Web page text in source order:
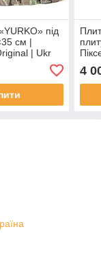
під
см |
| Ukr
4